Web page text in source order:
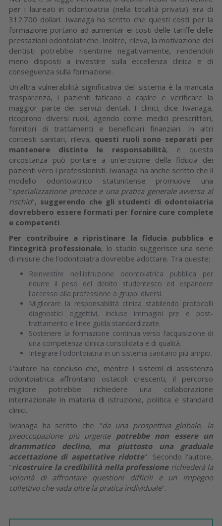
per i laureati in odontoiatria (nella totalità privata) era di
312.700 dollari. Iwanaga ha scritto che questi costi per la
formazione portano ad aumentar ei costi delle tariffe delle
prestazioni odontoiatriche. Inoltre, rileva, la motivazione dei
dentisti potrebbe risentirne negativamente, rendendoli
meno disposti a investire sulla eccellenza clinica e di
conseguenza sulla formazione.
Un'altra vulnerabilità significativa del sistema è la mancata
trasparenza, i pazienti faticano a capire e verificare la
maggior parte dei servizi dentali. I clinici, dice Iwanaga,
ricoprono diversi ruoli, agendo come medici prescrittori,
fornitori di trattamenti e beneficiari finanziari. In altri
contesti sanitari, rileva, questi ruoli sono separati per
mantenere distinte le responsabilità, e questa
circostanza può portare a un'erosione della fiducia dei
pazienti vero i professionisti. Iwanaga ha anche scritto che il
modello odontoiatrico statunitense promuove una
"specializzazione precoce e una pratica generale avversa al
rischio", suggerendo che gli studenti di odontoiatria
dovrebbero essere formati per fornire cure complete
e competenti.
Per contribuire a ripristinare la fiducia pubblica e
l'integrità professionale, lo studio suggerisce una serie
di misure che l’odontoiatra dovrebbe adottare. Tra queste:
Reinvestire nell'istruzione odontoiatrica pubblica per
ridurre il peso del debito studentesco ed espandere
l'accesso alla professione a gruppi diversi.
Migliorare la responsabilità clinica stabilendo protocolli
diagnostici oggettivi, incluse immagini pre e post-
trattamento e linee guida standardizzate.
Sostenere la formazione continua verso l’acquisizione di
una competenza clinica consolidata e di qualità.
Integrare l'odontoiatria in un sistema sanitario più ampio.
L'autore ha concluso che, mentre i sistemi di assistenza
odontoiatrica affrontano ostacoli crescenti, il percorso
migliore potrebbe richiedere una collaborazione
internazionale in materia di istruzione, politica e standard
clinici.
Iwanaga ha scritto che "da una prospettiva globale, la
preoccupazione più urgente potrebbe non essere un
drammatico declino, ma piuttosto una graduale
accettazione di aspettative ridotte". Secondo l'autore,
"ricostruire la credibilità nella professionerichiederà la
volontà di affrontare questioni difficili e un impegno
collettivo che vada oltre la pratica individuale".